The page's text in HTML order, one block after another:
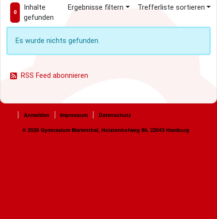
0
Inhalte
gefunden
Ergebnisse filtern Trefferliste sortieren
Es wurde nichts gefunden.
RSS Feed abonnieren
Anmelden Impressum Datenschutz
© 2026Gymnasium Marienthal, Holstenhofweg 86, 22043 Hamburg